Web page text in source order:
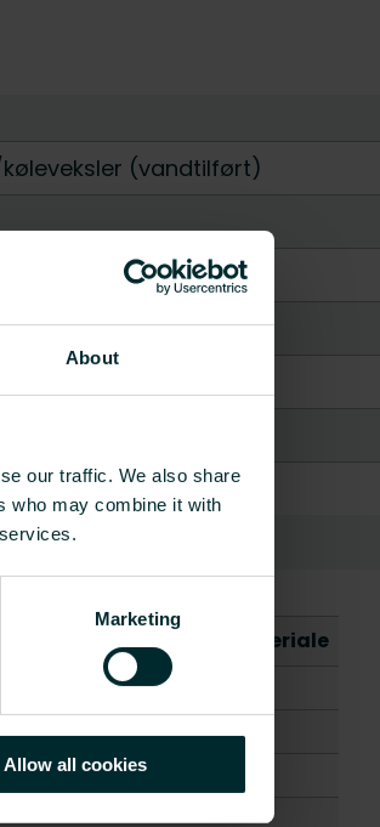
About
our traffic. We also share
who may combine it with
Marketing
Allow all cookies
(vandtilført)
Kg ækvivalent pr. kg materiale